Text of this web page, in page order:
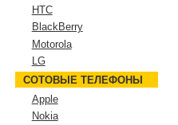
HTC
BlackBerry
Motorola
LG
СОТОВЫЕ ТЕЛЕФОНЫ
Apple
Nokia